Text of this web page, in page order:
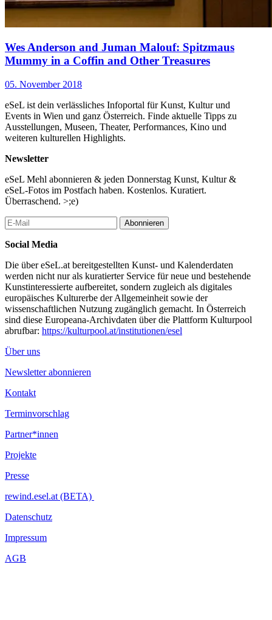
Wes Anderson and Juman Malouf: Spitzmaus
Mummy in a Coffin and Other Treasures
05. November 2018
eSeL ist dein verlässliches Infoportal für Kunst, Kultur und
Events in Wien und ganz Österreich. Finde aktuelle Tipps zu
Ausstellungen, Museen, Theater, Performances, Kino und
weiteren kulturellen Highlights.
Newsletter
eSeL Mehl abonnieren & jeden Donnerstag Kunst, Kultur &
eSeL-Fotos im Postfach haben. Kostenlos. Kuratiert.
Überraschend. >;e)
Abonnieren
Social Media
Die über eSeL.at bereitgestellten Kunst- und Kalenderdaten
werden nicht nur als kuratierter Service für neue und bestehende
Kunstinteressierte aufbereitet, sondern zugleich als digitales
europäisches Kulturerbe der Allgemeinheit sowie der
wissenschaftlichen Nutzung zugänglich gemacht. In Österreich
sind diese Europeana-Archivdaten über die Plattform Kulturpool
abrufbar: https://kulturpool.at/institutionen/esel
Über uns
Newsletter abonnieren
Kontakt
Terminvorschlag
Partner*innen
Projekte
Presse
rewind.esel.at (BETA)
Datenschutz
Impressum
AGB